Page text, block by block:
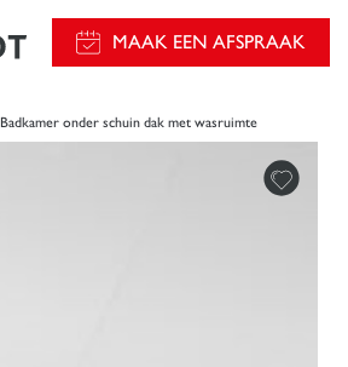
MAAK EEN AFSPRAAK
Badkamer onder schuin dak met wasruimte